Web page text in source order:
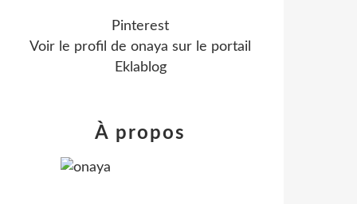
Pinterest
Voir le profil de onaya sur le portail
Eklablog
À propos